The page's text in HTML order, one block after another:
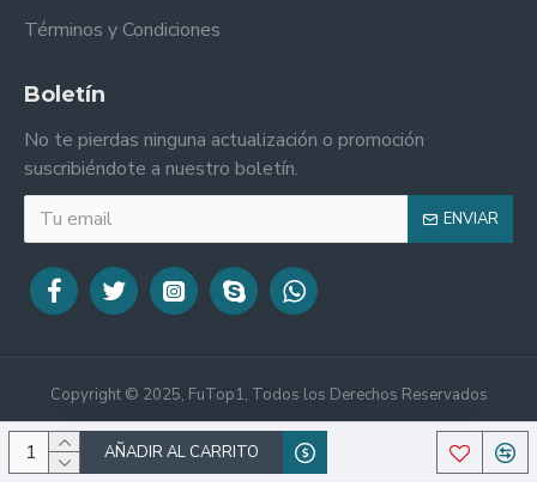
AÑADIR AL CARRITO
Términos y Condiciones
Boletín
No te pierdas ninguna actualización o promoción
suscribiéndote a nuestro boletín.
ENVIAR
Copyright © 2025, FuTop1, Todos los Derechos Reservados